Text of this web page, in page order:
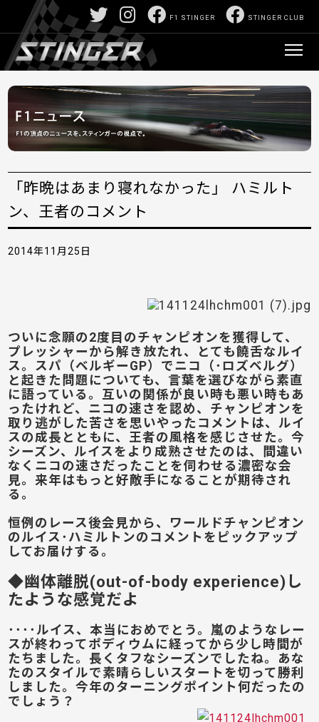
STINGER CLUB
F1 STINGER
「昨晩はあまり寝れなかった」 ハミルト
ン、王者のコメント
2014年11月25日
ついに念願の2度目のチャンピオンを獲得して、
プレッシャーから解き放たれ、とても饒舌なルイ
ス。スパ（ベルギーGP）でニコ（･ロズベルグ）
と起きた問題についても、言葉を選びながら素直
に語っている。互いの関係が良い時も悪い時もあ
ったけれど、ニコの速さを認め、チャンピオンを
取り逃がした苦さを思いやったコメントは、ルイ
スの成長とともに、王者の風格を感じさせた。今
シーズン、ルイスをより成熟させたのは、間違い
なくニコの速さだったことを伺わせる濃密な会
見。来年はもっと好敵手になることが期待され
る。
恒例のレース後会見から、ワールドチャンピオン
のルイス･ハミルトンのコメントをピックアップ
してお届けする。
◆幽体離脱(out-of-body experience)し
たような感覚だよ
････ルイス、本当におめでとう。嵐のようなレー
スが終わってポディウムに経ってから少し時間が
たちました。長くタフなシーズンでしたね。あな
たのスタイルで素晴らしいスタートを切って勝利
しました。今年のターニングポイント何だったの
でしょう？